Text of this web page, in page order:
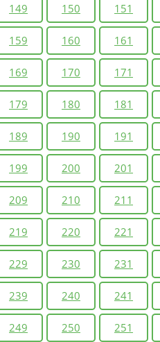
149 150 151
159 160 161
169 170 171
179 180 181
189 190 191
199 200 201
209 210 211
219 220 221
229 230 231
239 240 241
249 250 251